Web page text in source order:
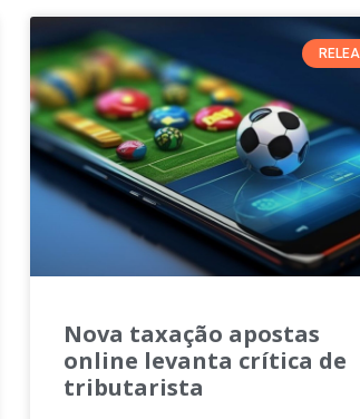
Nova taxação apostas
online levanta crítica de
tributarista